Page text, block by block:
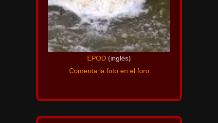
EPOD (inglés)
Comenta la foto en el foro